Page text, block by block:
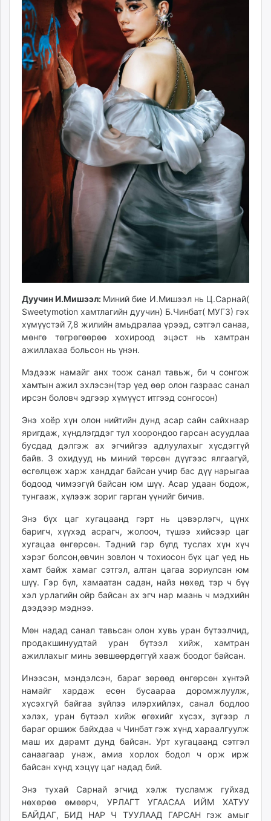
Дуучин И.Мишээл: Миний бие И.Мишээл нь Ц.Сарнай(
Sweetymotion хамтлагийн дуучин) Б.Чинбат( МУГЗ) гэх
хүмүүстэй 7,8 жилийн амьдралаа үрээд, сэтгэл санаа,
мөнгө төгрөгөөрөө хохироод эцэст нь хамтран
ажиллахаа больсон нь үнэн.
Мэдээж намайг анх тоож санал тавьж, би ч сонгож
хамтын ажил эхлэсэн(тэр үед өөр олон газраас санал
ирсэн боловч эдгээр хүмүүст итгээд сонгосон)
Энэ хоёр хүн олон нийтийн дунд асар сайн сайхнаар
яригдаж, хүндлэгддэг тул хоорондоо гарсан асуудлаа
бусдад дэлгэж ах эгчийгээ адлуулахыг хүсдэггүй
байв. 3 охидууд нь миний төрсөн дүүгээс ялгаагүй,
өсгөлцөж харж ханддаг байсан учир бас дүү нарыгаа
бодоод чимээгүй байсан юм шүү. Асар удаан бодож,
тунгааж, хүлээж зориг гарган үүнийг бичив.
Энэ бүх цаг хугацаанд гэрт нь цэвэрлэгч, цүнх
баригч, хүүхэд асрагч, жолооч, түшээ хийсээр цаг
хугацаа өнгөрсөн. Тэдний гэр бүлд туслах хүн хүч
хэрэг болсон,өвчин зовлон ч тохиосон бүх цаг үед нь
хамт байж хамаг сэтгэл, алтан цагаа зориулсан юм
шүү. Гэр бүл, хамаатан садан, найз нөхөд тэр ч бүү
хэл урлагийн ойр байсан ах эгч нар маань ч мэдхийн
дээдээр мэднээ.
Мөн надад санал тавьсан олон хувь уран бүтээлчид,
продакшинуудтай уран бүтээл хийж, хамтран
ажиллахыг минь зөвшөөрдөггүй хааж боодог байсан.
Инээсэн, мэндэлсэн, бараг зөрөөд өнгөрсөн хүнтэй
намайг хардаж есөн бусаараа доромжлуулж,
хүсэхгүй байгаа зүйлээ илэрхийлэх, санал бодлоо
хэлэх, уран бүтээл хийж өгөхийг хүсэх, зүгээр л
бараг оршиж байхдаа ч Чинбат гэж хүнд хараалгуулж
маш их дарамт дунд байсан. Урт хугацаанд сэтгэл
санаагаар унаж, амиа хорлох бодол ч орж ирж
байсан хүнд хэцүү цаг надад бий.
Энэ тухай Сарнай эгчид хэлж тусламж гуйхад
нөхөрөө өмөөрч, УРЛАГТ УГААСАА ИЙМ ХАТУУ
БАЙДАГ, БИД НАР Ч ТУУЛААД ГАРСАН гэж амыг